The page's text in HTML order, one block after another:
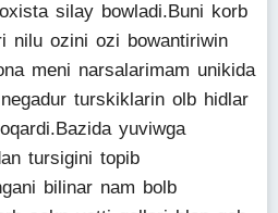
silay bowladi.Buni korb
nilu ozini ozi bowantiriwin
meni narsalarimam unikida
turskiklarin olb hidlar
yuviwga
tursigini topib
bilinar nam bolb